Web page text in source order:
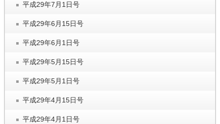
平成29年7月1日号
平成29年6月15日号
平成29年6月1日号
平成29年5月15日号
平成29年5月1日号
平成29年4月15日号
平成29年4月1日号